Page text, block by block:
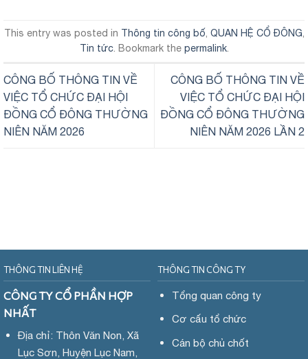
This entry was posted in Thông tin công bố, QUAN HỆ CỔ ĐÔNG,
Tin tức. Bookmark the permalink.
CÔNG BỐ THÔNG TIN VỀ
VIỆC TỔ CHỨC ĐẠI HỘI
ĐỒNG CỔ ĐÔNG THƯỜNG
NIÊN NĂM 2026
CÔNG BỐ THÔNG TIN VỀ
VIỆC TỔ CHỨC ĐẠI HỘI
ĐỒNG CỔ ĐÔNG THƯỜNG
NIÊN NĂM 2026 LẦN 2
THÔNG TIN LIÊN HỆ
CÔNG TY CỔ PHẦN HỢP
NHẤT
Địa chỉ: Thôn Văn Non, Xã
Lục Sơn, Huyện Lục Nam,
THÔNG TIN CÔNG TY
Tổng quan công ty
Cơ cấu tổ chức
Cán bộ chủ chốt